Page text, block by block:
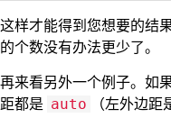
这样才能得到您想要的结
的个数没有办法更少了。
再来看另外一个例子。如
距都是 auto （左外边距